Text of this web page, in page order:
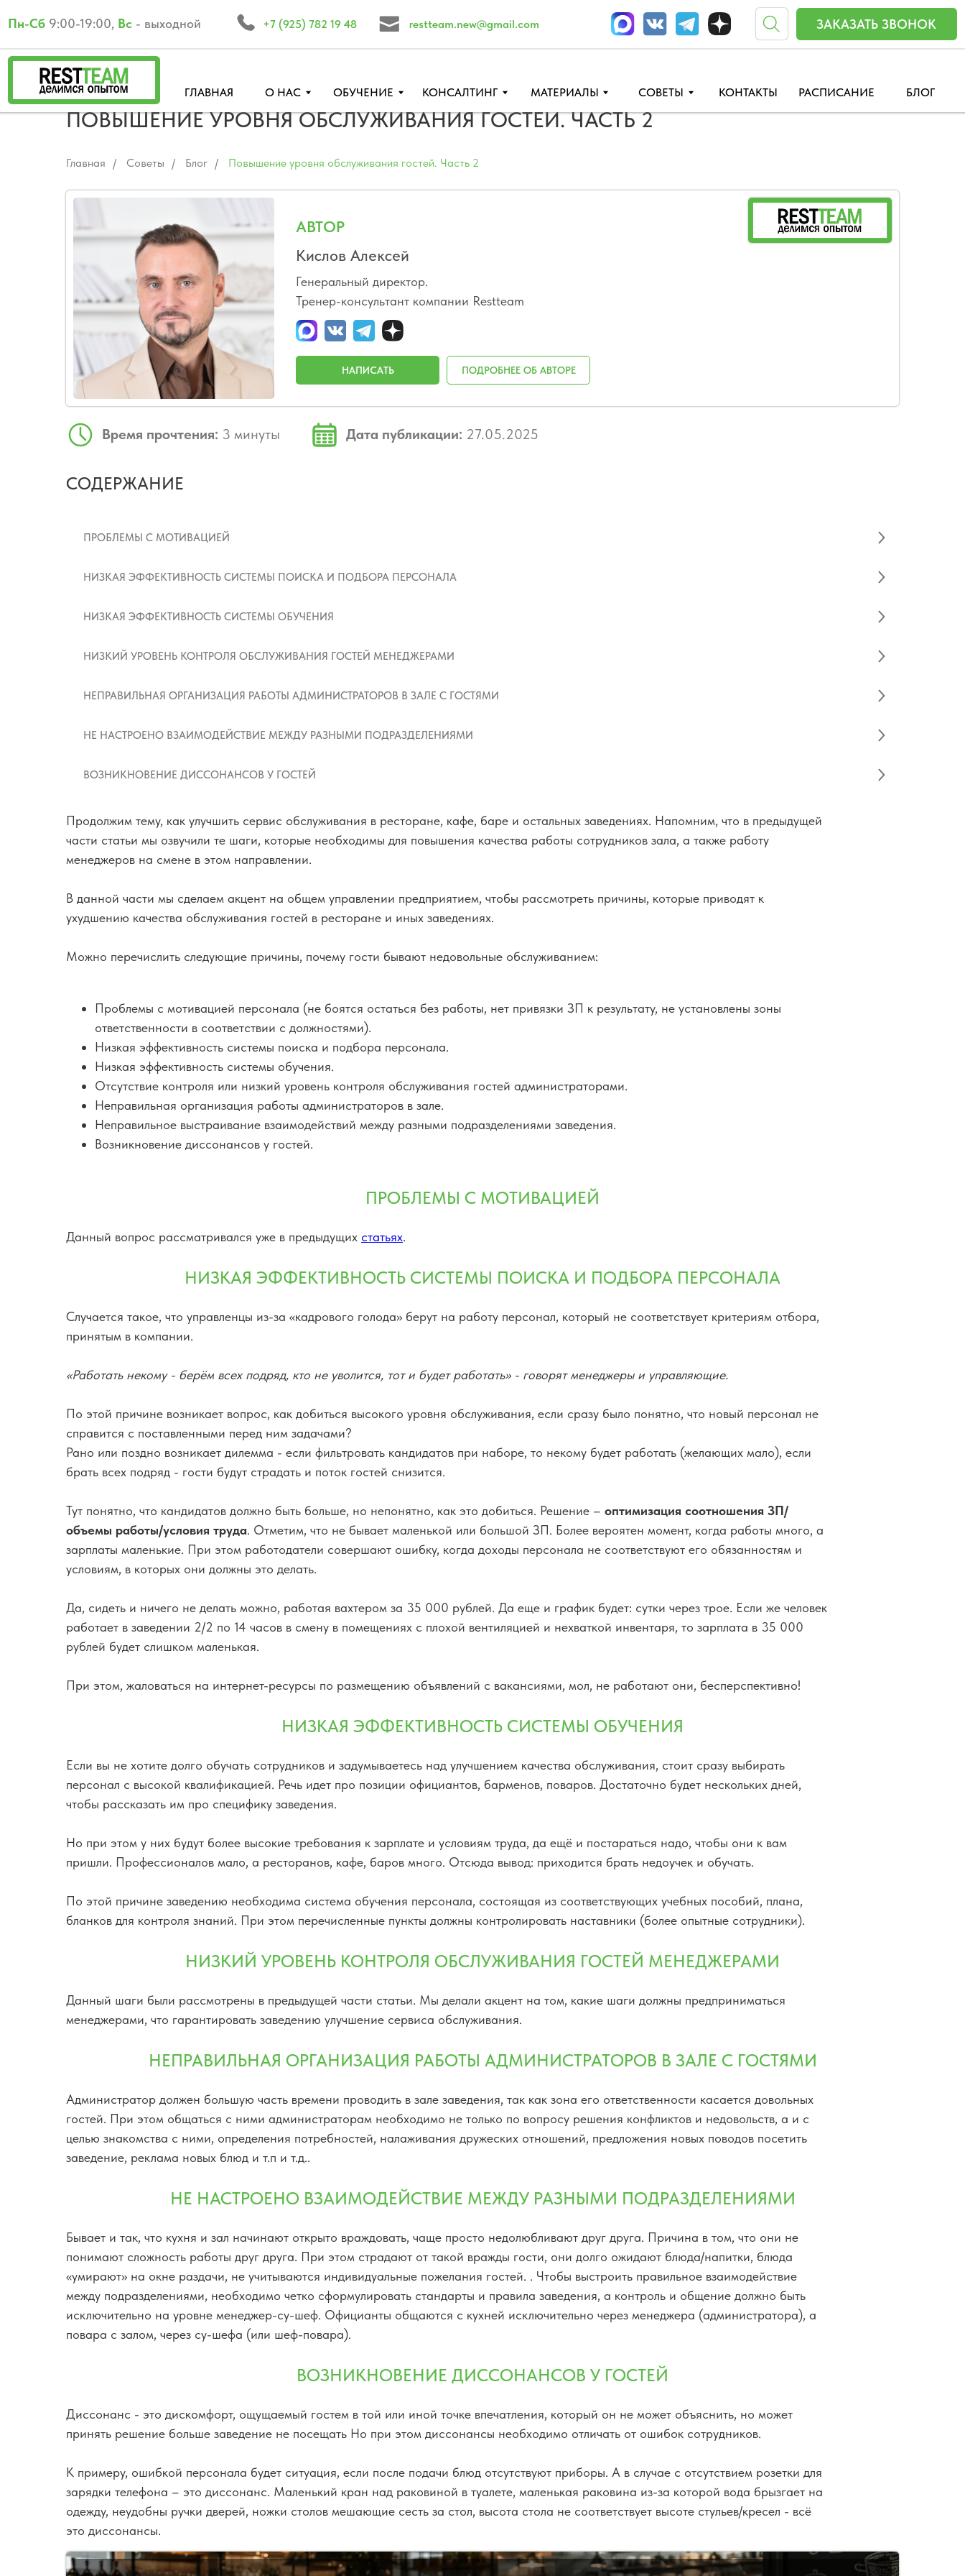
ЗАКАЗАТЬ ЗВОНОК
restteam.new@gmail.com
+7 (925) 782 19 48
Пн-Cб9:00-19:00,Вс - выходной
ПОВЫШЕНИЕ УРОВНЯ ОБСЛУЖИВАНИЯ ГОСТЕЙ. ЧАСТЬ 2
Главная / Советы / Блог / Повышение уровня обслуживания гостей. Часть 2
АВТОР
Кислов Алексей
НАПИСАТЬ ПОДРОБНЕЕ ОБ АВТОРЕ
Генеральный директор.
Тренер-консультант компании Restteam
Время прочтения: 3 минуты Дата публикации: 27.05.2025
СОДЕРЖАНИЕ
ПРОБЛЕМЫ С МОТИВАЦИЕЙ
НИЗКАЯ ЭФФЕКТИВНОСТЬ СИСТЕМЫ ПОИСКА И ПОДБОРА ПЕРСОНАЛА
НИЗКАЯ ЭФФЕКТИВНОСТЬ СИСТЕМЫ ОБУЧЕНИЯ
НИЗКИЙ УРОВЕНЬ КОНТРОЛЯ ОБСЛУЖИВАНИЯ ГОСТЕЙ МЕНЕДЖЕРАМИ
НЕПРАВИЛЬНАЯ ОРГАНИЗАЦИЯ РАБОТЫ АДМИНИСТРАТОРОВ В ЗАЛЕ С ГОСТЯМИ
НЕ НАСТРОЕНО ВЗАИМОДЕЙСТВИЕ МЕЖДУ РАЗНЫМИ ПОДРАЗДЕЛЕНИЯМИ
ВОЗНИКНОВЕНИЕ ДИССОНАНСОВ У ГОСТЕЙ
Продолжим тему, как улучшить сервис обслуживания в ресторане, кафе, баре и остальных заведениях. Напомним, что в предыдущей
части статьи мы озвучили те шаги, которые необходимы для повышения качества работы сотрудников зала, а также работу
менеджеров на смене в этом направлении.
В данной части мы сделаем акцент на общем управлении предприятием, чтобы рассмотреть причины, которые приводят к
ухудшению качества обслуживания гостей в ресторане и иных заведениях.
Можно перечислить следующие причины, почему гости бывают недовольные обслуживанием:
Проблемы с мотивацией персонала (не боятся остаться без работы, нет привязки ЗП к результату, не установлены зоны
ответственности в соответствии с должностями).
Низкая эффективность системы поиска и подбора персонала.
Низкая эффективность системы обучения.
Отсутствие контроля или низкий уровень контроля обслуживания гостей администраторами.
Неправильная организация работы администраторов в зале.
Неправильное выстраивание взаимодействий между разными подразделениями заведения.
Возникновение диссонансов у гостей.
ПРОБЛЕМЫ С МОТИВАЦИЕЙ
Данный вопрос рассматривался уже в предыдущих статьях.
НИЗКАЯ ЭФФЕКТИВНОСТЬ СИСТЕМЫ ПОИСКА И ПОДБОРА ПЕРСОНАЛА
Случается такое, что управленцы из-за «кадрового голода» берут на работу персонал, который не соответствует критериям отбора,
принятым в компании.
«Работать некому - берём всех подряд, кто не уволится, тот и будет работать» - говорят менеджеры и управляющие.
По этой причине возникает вопрос, как добиться высокого уровня обслуживания, если сразу было понятно, что новый персонал не
справится с поставленными перед ним задачами?
Рано или поздно возникает дилемма - если фильтровать кандидатов при наборе, то некому будет работать (желающих мало), если
брать всех подряд - гости будут страдать и поток гостей снизится.
Тут понятно, что кандидатов должно быть больше, но непонятно, как это добиться. Решение – оптимизация соотношения ЗП/
объемы работы/условия труда. Отметим, что не бывает маленькой или большой ЗП. Более вероятен момент, когда работы много, а
зарплаты маленькие. При этом работодатели совершают ошибку, когда доходы персонала не соответствуют его обязанностям и
условиям, в которых они должны это делать.
Да, сидеть и ничего не делать можно, работая вахтером за 35 000 рублей. Да еще и график будет: сутки через трое. Если же человек
работает в заведении 2/2 по 14 часов в смену в помещениях с плохой вентиляцией и нехваткой инвентаря, то зарплата в 35 000
рублей будет слишком маленькая.
При этом, жаловаться на интернет-ресурсы по размещению объявлений с вакансиями, мол, не работают они, бесперспективно!
НИЗКАЯ ЭФФЕКТИВНОСТЬ СИСТЕМЫ ОБУЧЕНИЯ
Если вы не хотите долго обучать сотрудников и задумываетесь над улучшением качества обслуживания, стоит сразу выбирать
персонал с высокой квалификацией. Речь идет про позиции официантов, барменов, поваров. Достаточно будет нескольких дней,
чтобы рассказать им про специфику заведения.
Но при этом у них будут более высокие требования к зарплате и условиям труда, да ещё и постараться надо, чтобы они к вам
пришли. Профессионалов мало, а ресторанов, кафе, баров много. Отсюда вывод: приходится брать недоучек и обучать.
По этой причине заведению необходима система обучения персонала, состоящая из соответствующих учебных пособий, плана,
бланков для контроля знаний. При этом перечисленные пункты должны контролировать наставники (более опытные сотрудники).
НИЗКИЙ УРОВЕНЬ КОНТРОЛЯ ОБСЛУЖИВАНИЯ ГОСТЕЙ МЕНЕДЖЕРАМИ
Данный шаги были рассмотрены в предыдущей части статьи. Мы делали акцент на том, какие шаги должны предприниматься
менеджерами, что гарантировать заведению улучшение сервиса обслуживания.
НЕПРАВИЛЬНАЯ ОРГАНИЗАЦИЯ РАБОТЫ АДМИНИСТРАТОРОВ В ЗАЛЕ С ГОСТЯМИ
Администратор должен большую часть времени проводить в зале заведения, так как зона его ответственности касается довольных
гостей. При этом общаться с ними администраторам необходимо не только по вопросу решения конфликтов и недовольств, а и с
целью знакомства с ними, определения потребностей, налаживания дружеских отношений, предложения новых поводов посетить
заведение, реклама новых блюд и т.п и т.д..
НЕ НАСТРОЕНО ВЗАИМОДЕЙСТВИЕ МЕЖДУ РАЗНЫМИ ПОДРАЗДЕЛЕНИЯМИ
Бывает и так, что кухня и зал начинают открыто враждовать, чаще просто недолюбливают друг друга. Причина в том, что они не
понимают сложность работы друг друга. При этом страдают от такой вражды гости, они долго ожидают блюда/напитки, блюда
«умирают» на окне раздачи, не учитываются индивидуальные пожелания гостей. . Чтобы выстроить правильное взаимодействие
между подразделениями, необходимо четко сформулировать стандарты и правила заведения, а контроль и общение должно быть
исключительно на уровне менеджер-су-шеф. Официанты общаются с кухней исключительно через менеджера (администратора), а
повара с залом, через су-шефа (или шеф-повара).
ВОЗНИКНОВЕНИЕ ДИССОНАНСОВ У ГОСТЕЙ
Диссонанс - это дискомфорт, ощущаемый гостем в той или иной точке впечатления, который он не может объяснить, но может
принять решение больше заведение не посещать Но при этом диссонансы необходимо отличать от ошибок сотрудников.
К примеру, ошибкой персонала будет ситуация, если после подачи блюд отсутствуют приборы. А в случае с отсутствием розетки для
зарядки телефона – это диссонанс. Маленький кран над раковиной в туалете, маленькая раковина из-за которой вода брызгает на
одежду, неудобны ручки дверей, ножки столов мешающие сесть за стол, высота стола не соответствует высоте стульев/кресел - всё
это диссонансы.